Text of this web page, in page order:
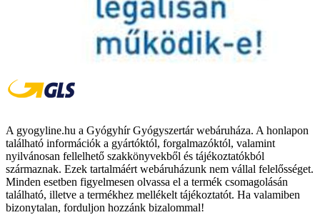
A gyogyline.hu a Gyógyhír Gyógyszertár webáruháza. A honlapon
található információk a gyártóktól, forgalmazóktól, valamint
nyilvánosan fellelhető szakkönyvekből és tájékoztatókból
származnak. Ezek tartalmáért webáruházunk nem vállal felelősséget.
Minden esetben figyelmesen olvassa el a termék csomagolásán
található, illetve a termékhez mellékelt tájékoztatót. Ha valamiben
bizonytalan, forduljon hozzánk bizalommal!